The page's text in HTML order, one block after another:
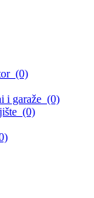
(0)
i garaže (0)
(0)